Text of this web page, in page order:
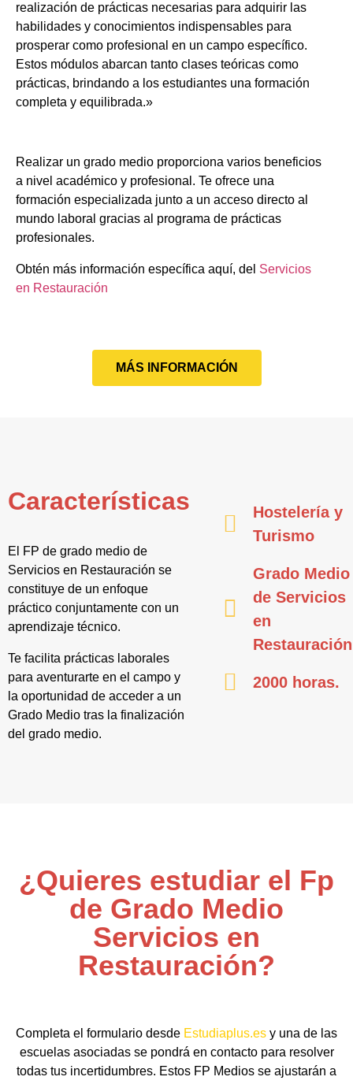
realización de prácticas necesarias para adquirir las
habilidades y conocimientos indispensables para
prosperar como profesional en un campo específico.
Estos módulos abarcan tanto clases teóricas como
prácticas, brindando a los estudiantes una formación
completa y equilibrada.»
Realizar un grado medio proporciona varios beneficios
a nivel académico y profesional. Te ofrece una
formación especializada junto a un acceso directo al
mundo laboral gracias al programa de prácticas
profesionales.
Obtén más información específica aquí, del Servicios
en Restauración
MÁS INFORMACIÓN
Características
El FP de grado medio de
Servicios en Restauración se
constituye de un enfoque
práctico conjuntamente con un
aprendizaje técnico.
Te facilita prácticas laborales
para aventurarte en el campo y
la oportunidad de acceder a un
Grado Medio tras la finalización
del grado medio.
Hostelería y
Turismo
Grado Medio
de Servicios
en
Restauración
2000 horas.
¿Quieres estudiar el Fp
de Grado Medio
Servicios en
Restauración?
Completa el formulario desde Estudiaplus.es y una de las
escuelas asociadas se pondrá en contacto para resolver
todas tus incertidumbres. Estos FP Medios se ajustarán a